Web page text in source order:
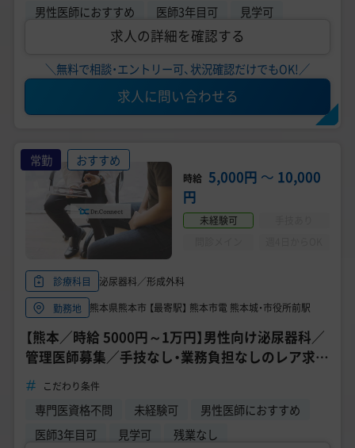
男性医師におすすめ
医師3年目可 見学可
求人の詳細を確認する
＼無料で相談・エントリー可、状況確認だけでもOK!／
求人に問い合わせる
常勤 おすすめ
時給 5,000円 〜 10,000
円
未経験可
診療科目
泌尿器科／形成外科
勤務地
熊本県熊本市 【最寄駅】 熊本市電 熊本城・市役所前駅
【熊本／時給 5000円～1万円】男性向け泌尿器科／
管理医師募集／手技なし・業務負担なしのレア求人
／月8日勤務／男性医師活躍中
こだわり条件
専門医資格不問 未経験可
男性医師におすすめ
医師3年目可
見学可 残業なし